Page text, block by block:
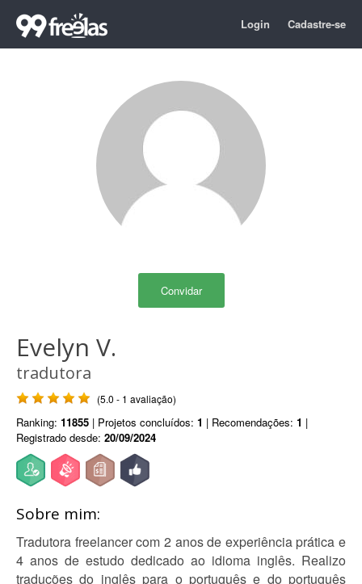
Login Cadastre-se
Convidar
Evelyn V.
tradutora
(5.0 - 1 avaliação)
Ranking: 11855 | Projetos concluídos: 1 | Recomendações: 1 |
Registrado desde: 20/09/2024
Sobre mim:
Tradutora freelancer com 2 anos de experiência prática e
4 anos de estudo dedicado ao idioma inglês. Realizo
traduções do inglês para o português e do português